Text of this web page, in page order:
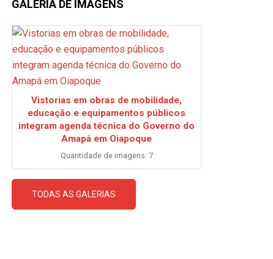
GALERIA DE IMAGENS
Vistorias em obras de mobilidade,
educação e equipamentos públicos
integram agenda técnica do Governo do
Amapá em Oiapoque
Quantidade de imagens: 7
TODAS AS GALERIAS